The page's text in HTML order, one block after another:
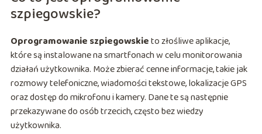
szpiegowskie?
Oprogramowanie szpiegowskieto złośliwe aplikacje,
które są instalowane na smartfonach w celu monitorowania
działań użytkownika. Może zbierać cenne informacje, takie jak
rozmowy telefoniczne, wiadomości tekstowe, lokalizacje GPS
oraz dostęp do mikrofonu i kamery. Dane te są następnie
przekazywane do osób trzecich, często bez wiedzy
użytkownika.